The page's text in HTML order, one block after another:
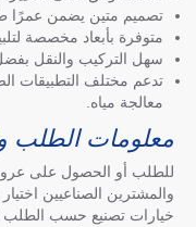
تصميم متين يضمن عمرًا
متوفرة بأبعاد مخصصة
سهل التركيب والنقل
تدعم مختلف التطبيقات
معالجة مياه.
معلومات الطلب
للطلب أو الحصول على
والمشترين الصناعيين